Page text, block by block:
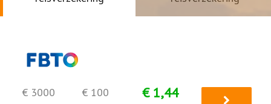
€ 3000 € 100 € 1,44